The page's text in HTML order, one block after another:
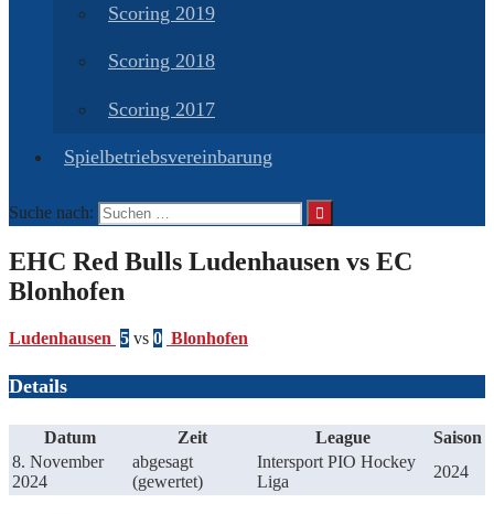
Scoring 2019
Scoring 2018
Scoring 2017
Spielbetriebsvereinbarung
Suche nach:
EHC Red Bulls Ludenhausen vs EC
Blonhofen
Ludenhausen 5 vs 0 Blonhofen
Details
Datum Zeit League
Saison
8. November
2024
abgesagt
(gewertet)
Intersport PIO Hockey
Liga
2024